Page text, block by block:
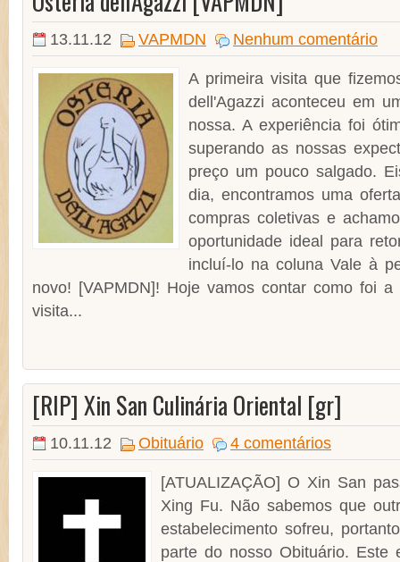
13.11.12 VAPMDN Nenhum comentário
A primeira visita que
dell'Agazzi aconteceu em
nossa. A experiência foi
superando as nossas
preço um pouco salgado.
dia, encontramos uma
compras coletivas e
oportunidade ideal para
incluí-lo na coluna Vale à
novo! [VAPMDN]! Hoje vamos contar como foi a
visita...
[RIP] Xin San Culinária Oriental [gr]
10.11.12 Obituário 4 comentários
[ATUALIZAÇÃO] O Xin San
Xing Fu. Não sabemos que
estabelecimento sofreu,
parte do nosso Obituário. Este